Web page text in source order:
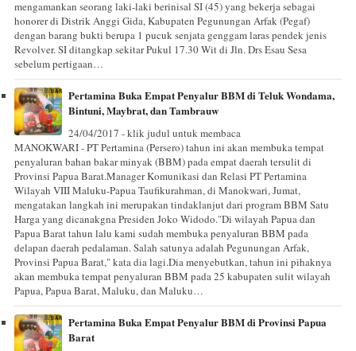
mengamankan seorang laki-laki berinisal SI (45) yang bekerja sebagai
honorer di Distrik Anggi Gida, Kabupaten Pegunungan Arfak (Pegaf)
dengan barang bukti berupa 1 pucuk senjata genggam laras pendek jenis
Revolver. SI ditangkap sekitar Pukul 17.30 Wit di Jln. Drs Esau Sesa
sebelum pertigaan…
Pertamina Buka Empat Penyalur BBM di Teluk Wondama,
Bintuni, Maybrat, dan Tambrauw
24/04/2017 - klik judul untuk membaca
MANOKWARI - PT Pertamina (Persero) tahun ini akan membuka tempat
penyaluran bahan bakar minyak (BBM) pada empat daerah tersulit di
Provinsi Papua Barat.Manager Komunikasi dan Relasi PT Pertamina
Wilayah VIII Maluku-Papua Taufikurahman, di Manokwari, Jumat,
mengatakan langkah ini merupakan tindaklanjut dari program BBM Satu
Harga yang dicanakgna Presiden Joko Widodo."Di wilayah Papua dan
Papua Barat tahun lalu kami sudah membuka penyaluran BBM pada
delapan daerah pedalaman. Salah satunya adalah Pegunungan Arfak,
Provinsi Papua Barat," kata dia lagi.Dia menyebutkan, tahun ini pihaknya
akan membuka tempat penyaluran BBM pada 25 kabupaten sulit wilayah
Papua, Papua Barat, Maluku, dan Maluku…
Pertamina Buka Empat Penyalur BBM di Provinsi Papua
Barat